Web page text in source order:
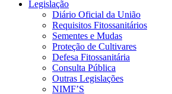
Legislação
Diário Oficial da União
Requisitos Fitossanitários
Sementes e Mudas
Proteção de Cultivares
Defesa Fitossanitária
Consulta Pública
Outras Legislações
NIMF’S